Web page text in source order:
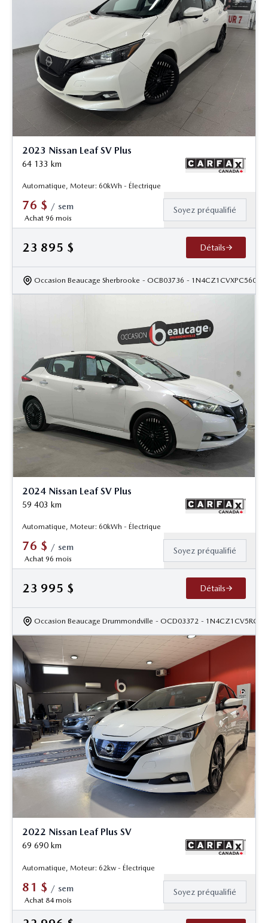
2023 Nissan Leaf SV Plus
64 133 km
Automatique, Moteur: 60kWh - Électrique
76 $ / sem
Achat 96 mois
Soyez préqualifié
23 895 $ Détails
Occasion Beaucage Sherbrooke - OCB03736 -
2024 Nissan Leaf SV Plus
59 403 km
Automatique, Moteur: 60kWh - Électrique
76 $ / sem
Achat 96 mois
Soyez préqualifié
23 995 $ Détails
Occasion Beaucage Drummondville - OCD03372 -
2022 Nissan Leaf Plus SV
69 690 km
Automatique, Moteur: 62kw - Électrique
81 $ / sem
Achat 84 mois
Soyez préqualifié